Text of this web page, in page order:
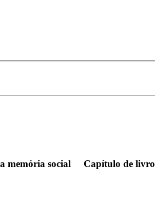
memória social Capítulo de livro